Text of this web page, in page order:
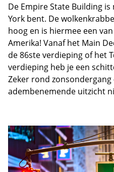
De Empire State Building
York bent. De
hoog en is hiermee een
Amerika! Vanaf het Main
de 86ste verdieping of het
verdieping heb je een
Zeker rond
adembenemende uitzicht